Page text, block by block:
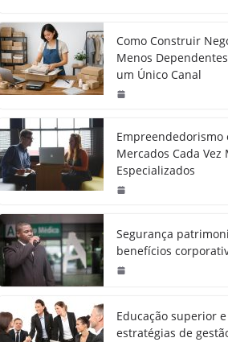
Como Construir
Menos
um Único Canal
Empreendedorismo
Mercados Cada Vez
Especializados
Segurança
benefícios
Educação superior e
estratégias de